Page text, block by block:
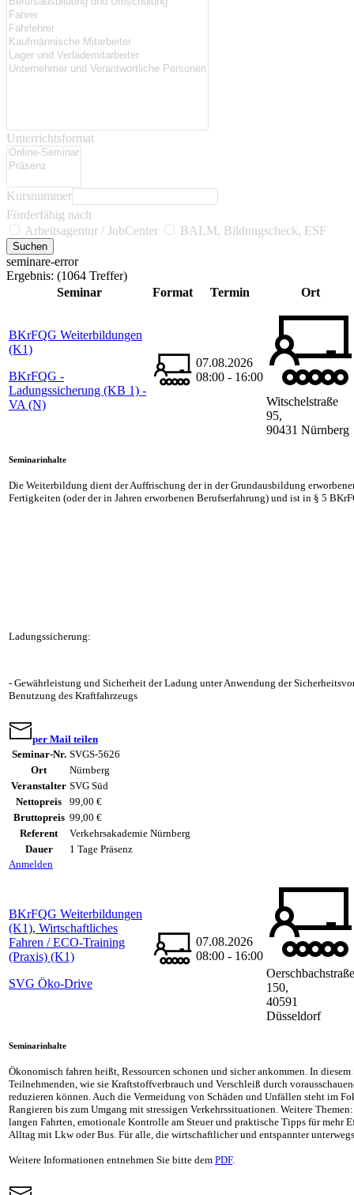
Unterrichtsformat
Kursnummer
Förderfähig nach
Arbeitsagentur / JobCenter
BALM, Bildungscheck, ESF
seminare-error
Ergebnis: (1064 Treffer)
Seminar
Format Termin Ort
BKrFQG Weiterbildungen
(K1)
BKrFQG -
Ladungssicherung (KB 1) -
VA (N)
07.08.2026
08:00 - 16:00
Witschelstraße
95,
90431 Nürnberg
Seminarinhalte
Die Weiterbildung dient der Auffrischung der in der Grundausbildung
Fertigkeiten (oder der in Jahren erworbenen Berufserfahrung) und ist in § 5
Ladungssicherung:
- Gewährleistung und Sicherheit der Ladung unter Anwendung der
Benutzung des Kraftfahrzeugs
per Mail teilen
Seminar-Nr. SVGS-5626
Ort
Nürnberg
Veranstalter SVG Süd
Nettopreis
99,00 €
Bruttopreis 99,00 €
Referent
Verkehrsakademie Nürnberg
Dauer
1 Tage Präsenz
Anmelden
BKrFQG Weiterbildungen
(K1), Wirtschaftliches
Fahren / ECO-Training
(Praxis) (K1)
SVG Öko-Drive
07.08.2026
08:00 - 16:00
Oerschbachstraße
150,
40591
Düsseldorf
Seminarinhalte
Ökonomisch fahren heißt, Ressourcen schonen und sicher ankommen. In
Teilnehmenden, wie sie Kraftstoffverbrauch und Verschleiß durch
reduzieren können. Auch die Vermeidung von Schäden und Unfällen steht im
Rangieren bis zum Umgang mit stressigen Verkehrssituationen. Weitere
langen Fahrten, emotionale Kontrolle am Steuer und praktische Tipps für mehr
Alltag mit Lkw oder Bus. Für alle, die wirtschaftlicher und entspannter
Weitere Informationen entnehmen Sie bitte dem PDF.